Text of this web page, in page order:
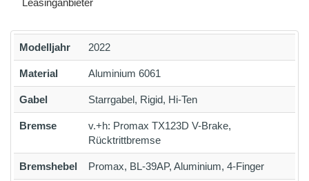
Leasinganbieter
Modelljahr 2022
Material Aluminium 6061
Gabel Starrgabel, Rigid, Hi-Ten
Bremse
v.+h: Promax TX123D V-Brake,
Rücktrittbremse
Bremshebel Promax, BL-39AP, Aluminium, 4-Finger